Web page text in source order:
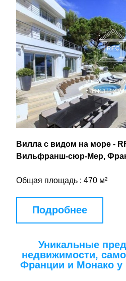
Вилла с видом на море -
Вильфранш-сюр-Мер,
Общая площадь : 470 м²
Подробнее
Уникальные
недвижимости,
Франции и Монако у